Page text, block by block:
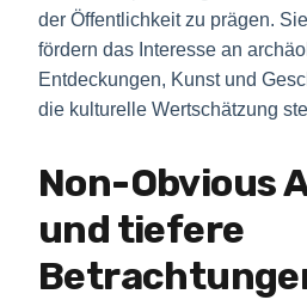
der Öffentlichkeit zu prägen.
fördern das Interesse an
Entdeckungen, Kunst und
die kulturelle Wertschätzung
Non-Obvious
und tiefere